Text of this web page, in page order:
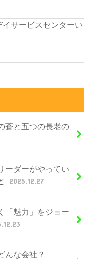
サービスセンターい
蒼と五つの長老の
ーダーがやってい
2025.12.27
「魅力」をジョー
んな会社？